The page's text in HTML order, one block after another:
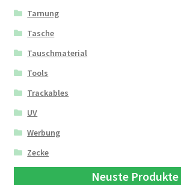
Tarnung
Tasche
Tauschmaterial
Tools
Trackables
UV
Werbung
Zecke
Neuste Produkte